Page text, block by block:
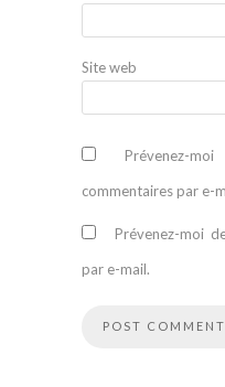
Site web
Prévenez-
commentaires par e-
Prévenez-moi
par e-mail.